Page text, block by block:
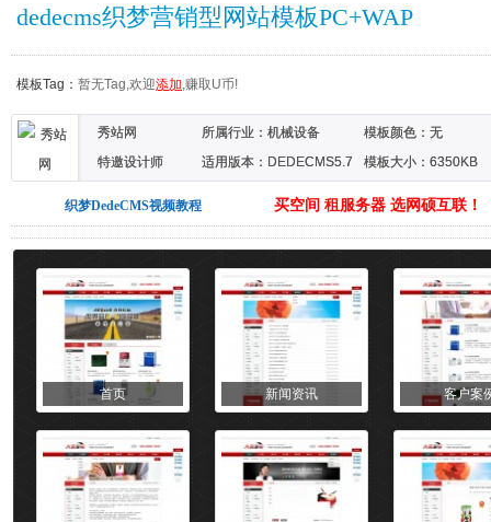
dedecms织梦营销型网站模板PC+WAP
模板Tag： 暂无Tag,欢迎添加,赚取U币!
秀站网
特邀设计师
所属行业： 机械设备
模板颜色：无
适用版本：DEDECMS5.7
模板大小：6350KB
织梦DedeCMS视频教程 买空间 租服务器 选网硕互联！
首页 新闻资讯 客户案